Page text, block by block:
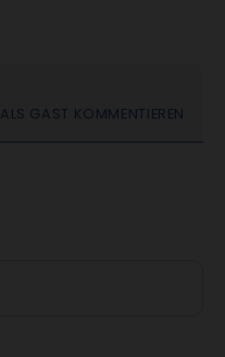
ALS GAST KOMMENTIEREN